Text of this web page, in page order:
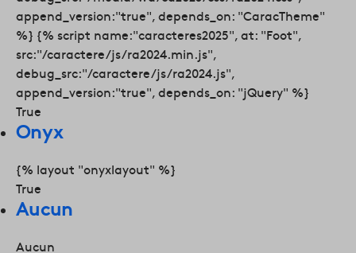
append_version:"true", depends_on: "CaracTheme"
%} {% script name:"caracteres2025", at: "Foot",
src:"/caractere/js/ra2024.min.js",
debug_src:"/caractere/js/ra2024.js",
append_version:"true", depends_on: "jQuery" %}
True
Onyx
{% layout "onyxlayout" %}
True
Aucun
Aucun